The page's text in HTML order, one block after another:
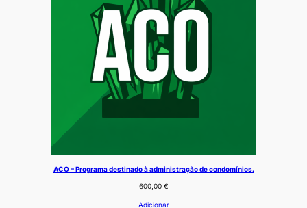
ACO – Programa destinado à administração de condomínios.
600,00 €
Adicionar